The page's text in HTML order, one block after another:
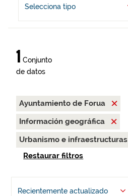
Selecciona tipo
1 Conjunto
de datos
Ayuntamiento de Forua
Información geográfica
Urbanismo e infraestructuras
Restaurar filtros
Recientemente actualizado